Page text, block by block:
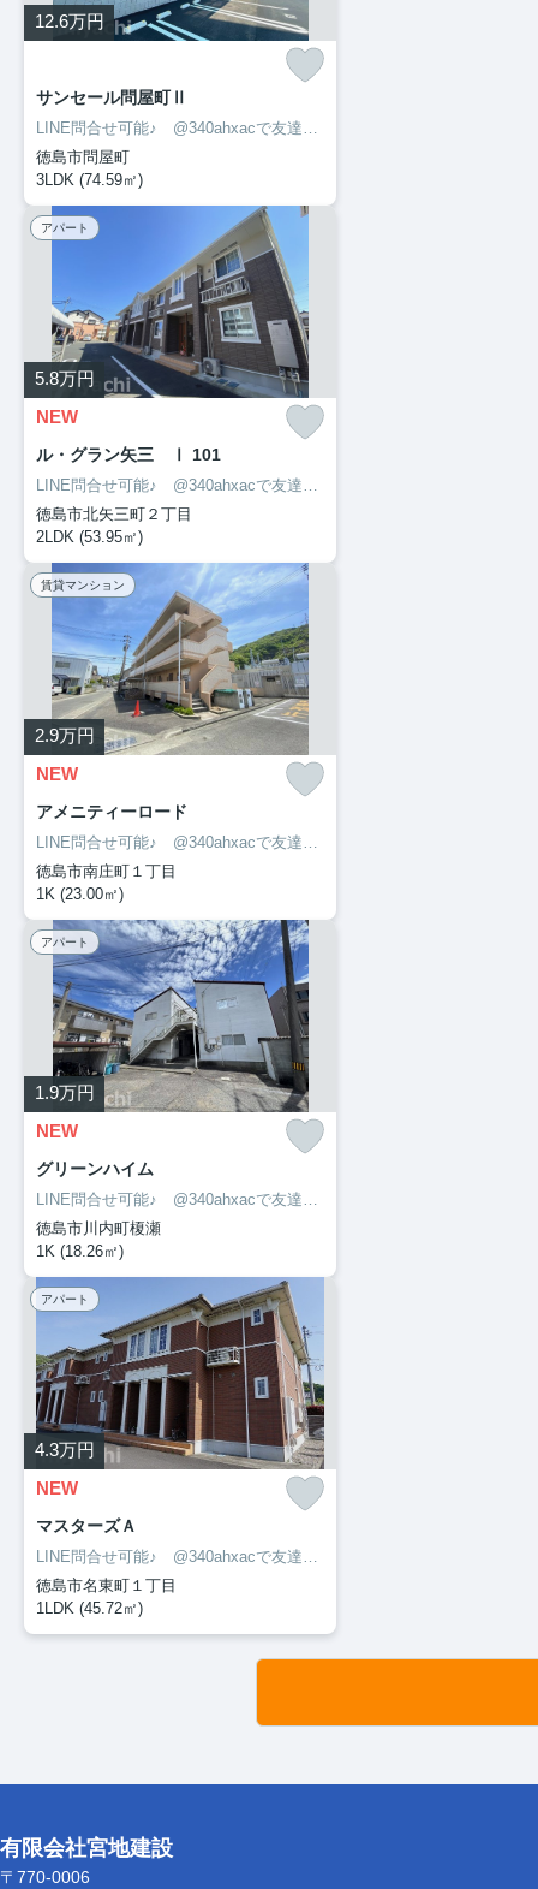
12.6万円
サンセール問屋町Ⅱ
LINE問合せ可能♪ @340ahxacで友達検索して下さい
徳島市問屋町
3LDK (74.59㎡)
アパート
5.8万円
NEW
ル・グラン矢三 Ⅰ 101
LINE問合せ可能♪ @340ahxacで友達検索して下さい
徳島市北矢三町２丁目
2LDK (53.95㎡)
賃貸マンション
2.9万円
NEW
アメニティーロード
LINE問合せ可能♪ @340ahxacで友達検索して下さい
徳島市南庄町１丁目
1K (23.00㎡)
アパート
1.9万円
NEW
グリーンハイム
LINE問合せ可能♪ @340ahxacで友達検索して下さい
徳島市川内町榎瀬
1K (18.26㎡)
アパート
4.3万円
NEW
マスターズＡ
LINE問合せ可能♪ @340ahxacで友達検索して下さい
徳島市名東町１丁目
1LDK (45.72㎡)
有限会社宮地建設
〒770-0006